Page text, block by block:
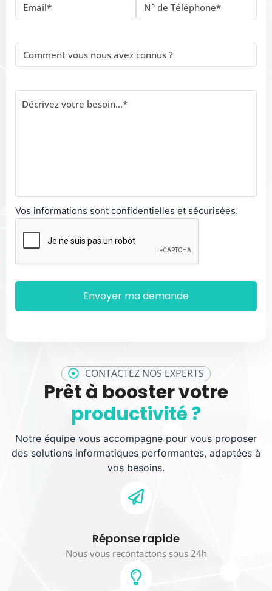
CONTACTEZ NOS EXPERTS
Prêt à booster votre
productivité ?
Notre équipe vous accompagne pour vous proposer
des solutions informatiques performantes, adaptées à
vos besoins.
Réponse rapide
Nous vous recontactons sous 24h
Vos informations sont confidentielles et sécurisées.